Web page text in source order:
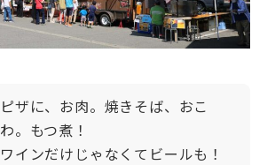
ピザに、お肉。焼きそば、おこ
わ。もつ煮！
ワインだけじゃなくてビールも！